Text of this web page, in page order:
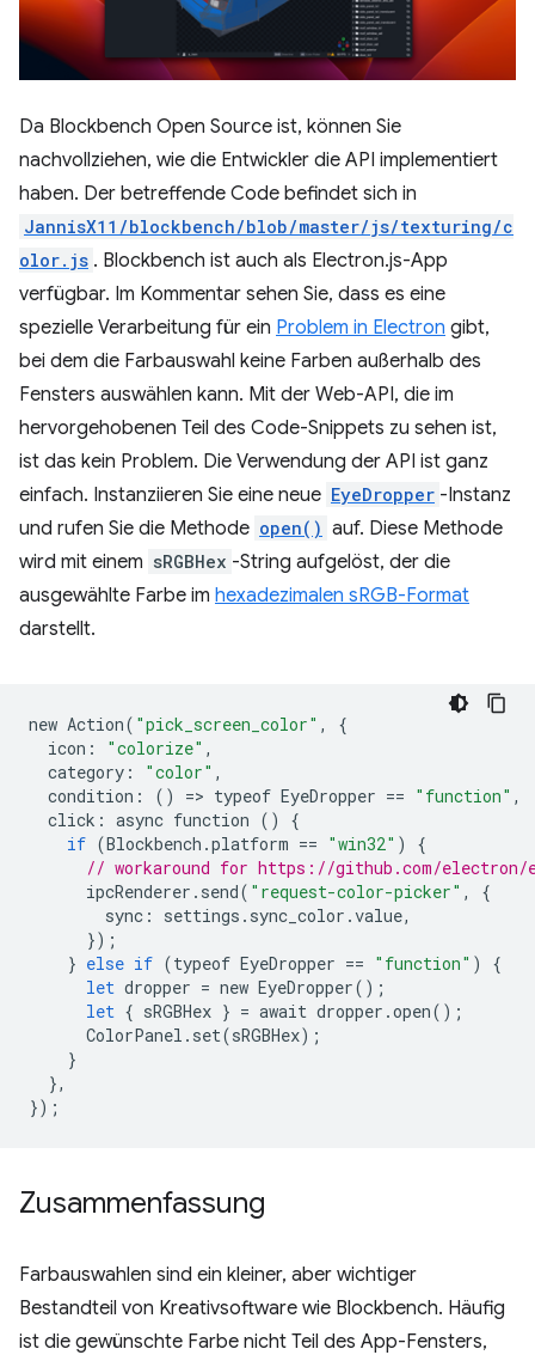
Da Blockbench Open Source ist, können Sie
nachvollziehen, wie die Entwickler die API implementiert
haben. Der betreffende Code befindet sich in
JannisX11/blockbench/blob/master/js/texturing/c
olor.js . Blockbench ist auch als Electron.js-App
verfügbar. Im Kommentar sehen Sie, dass es eine
spezielle Verarbeitung für ein Problem in Electron gibt,
bei dem die Farbauswahl keine Farben außerhalb des
Fensters auswählen kann. Mit der Web-API, die im
hervorgehobenen Teil des Code-Snippets zu sehen ist,
ist das kein Problem. Die Verwendung der API ist ganz
einfach. Instanziieren Sie eine neue EyeDropper -Instanz
und rufen Sie die Methode open() auf. Diese Methode
wird mit einem sRGBHex -String aufgelöst, der die
ausgewählte Farbe im hexadezimalen sRGB-Format
darstellt.
new Action( "pick_screen_color" ,
{
icon : "colorize" ,
category : "color" ,
condition : () => typeof EyeDropper == "function" ,
click : async function ()
{
if (Blockbench .platform == "win32" )
{
// workaround for https://github.com/electron/
ipcRenderer . send( "request-color-picker" ,
{
sync : settings . sync_color .value,
});
} else if (typeof EyeDropper == "function" )
{
let dropper = new EyeDropper();
let { sRGBHex } = await dropper .open();
ColorPanel . set(sRGBHex);
}
},
});
Zusammenfassung
Farbauswahlen sind ein kleiner, aber wichtiger
Bestandteil von Kreativsoftware wie Blockbench. Häufig
ist die gewünschte Farbe nicht Teil des App-Fensters,